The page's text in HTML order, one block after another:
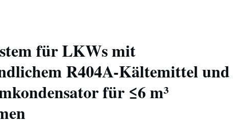
für LKWs mit
R404A-Kältemittel und
für ≤6 m³